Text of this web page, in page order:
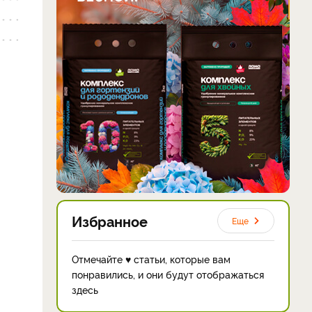
Избранное Еще
Отмечайте ♥ статьи, которые вам
понравились, и они будут отображаться
здесь